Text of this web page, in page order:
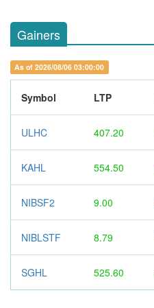
Gainers
As of 2026/08/06 03:00:00
Symbol LTP
ULHC 407.20
KAHL 554.50
NIBSF2 9.00
NIBLSTF 8.79
SGHL 525.60